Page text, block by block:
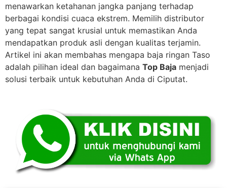
menawarkan ketahanan jangka panjang terhadap
berbagai kondisi cuaca ekstrem. Memilih distributor
yang tepat sangat krusial untuk memastikan Anda
mendapatkan produk asli dengan kualitas terjamin.
Artikel ini akan membahas mengapa baja ringan Taso
adalah pilihan ideal dan bagaimana Top Baja menjadi
solusi terbaik untuk kebutuhan Anda di Ciputat.